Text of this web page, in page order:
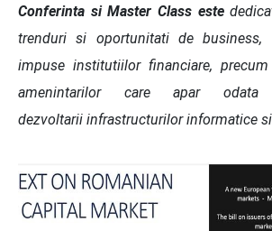
Conferinta si Master Class este
trenduri si oportunitati de business,
impuse institutiilor financiare,
amenintarilor care apar odata
dezvoltarii infrastructurilor informatice si